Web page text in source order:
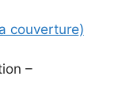
couverture)
–